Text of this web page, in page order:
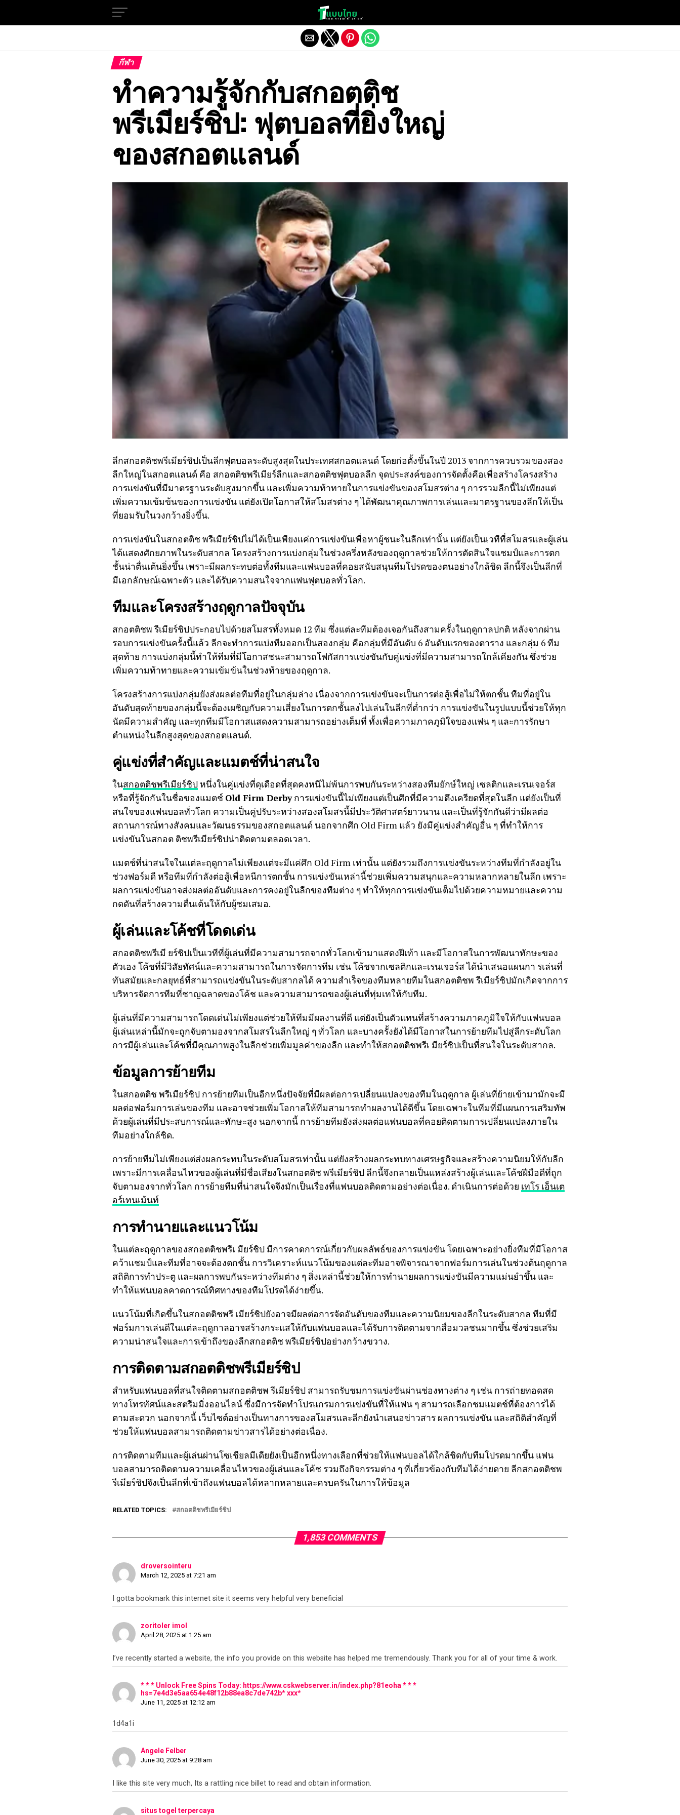
กีฬา
ทำความรู้จักกับสกอตติช
พรีเมียร์ชิป: ฟุตบอลที่ยิ่งใหญ่
ของสกอตแลนด์
ลีกสกอตติชพรีเมียร์ชิปเป็นลีกฟุตบอลระดับสูงสุดในประเทศสกอตแลนด์ โดยก่อตั้งขึ้นในปี 2013 จากการควบรวมของสอง
ลีกใหญ่ในสกอตแลนด์ คือ สกอตติชพรีเมียร์ลีกและสกอตติชฟุตบอลลีก จุดประสงค์ของการจัดตั้งคือเพื่อสร้างโครงสร้าง
การแข่งขันที่มีมาตรฐานระดับสูงมากขึ้น และเพิ่มความท้าทายในการแข่งขันของสโมสรต่าง ๆ การรวมลีกนี้ไม่เพียงแต่
เพิ่มความเข้มข้นของการแข่งขัน แต่ยังเปิดโอกาสให้สโมสรต่าง ๆ ได้พัฒนาคุณภาพการเล่นและมาตรฐานของลีกให้เป็น
ที่ยอมรับในวงกว้างยิ่งขึ้น.
การแข่งขันในสกอตติช พรีเมียร์ชิปไม่ได้เป็นเพียงแค่การแข่งขันเพื่อหาผู้ชนะในลีกเท่านั้น แต่ยังเป็นเวทีที่สโมสรและผู้เล่น
ได้แสดงศักยภาพในระดับสากล โครงสร้างการแบ่งกลุ่มในช่วงครึ่งหลังของฤดูกาลช่วยให้การตัดสินใจแชมป์และการตก
ชั้นน่าตื่นเต้นยิ่งขึ้น เพราะมีผลกระทบต่อทั้งทีมและแฟนบอลที่คอยสนับสนุนทีมโปรดของตนอย่างใกล้ชิด ลีกนี้จึงเป็นลีกที่
มีเอกลักษณ์เฉพาะตัว และได้รับความสนใจจากแฟนฟุตบอลทั่วโลก.
ทีมและโครงสร้างฤดูกาลปัจจุบัน
สกอตติชพ รีเมียร์ชิปประกอบไปด้วยสโมสรทั้งหมด 12 ทีม ซึ่งแต่ละทีมต้องเจอกันถึงสามครั้งในฤดูกาลปกติ หลังจากผ่าน
รอบการแข่งขันครั้งนี้แล้ว ลีกจะทำการแบ่งทีมออกเป็นสองกลุ่ม คือกลุ่มที่มีอันดับ 6 อันดับแรกของตาราง และกลุ่ม 6 ทีม
สุดท้าย การแบ่งกลุ่มนี้ทำให้ทีมที่มีโอกาสชนะสามารถโฟกัสการแข่งขันกับคู่แข่งที่มีความสามารถใกล้เคียงกัน ซึ่งช่วย
เพิ่มความท้าทายและความเข้มข้นในช่วงท้ายของฤดูกาล.
โครงสร้างการแบ่งกลุ่มยังส่งผลต่อทีมที่อยู่ในกลุ่มล่าง เนื่องจากการแข่งขันจะเป็นการต่อสู้เพื่อไม่ให้ตกชั้น ทีมที่อยู่ใน
อันดับสุดท้ายของกลุ่มนี้จะต้องเผชิญกับความเสี่ยงในการตกชั้นลงไปเล่นในลีกที่ต่ำกว่า การแข่งขันในรูปแบบนี้ช่วยให้ทุก
นัดมีความสำคัญ และทุกทีมมีโอกาสแสดงความสามารถอย่างเต็มที่ ทั้งเพื่อความภาคภูมิใจของแฟน ๆ และการรักษา
ตำแหน่งในลีกสูงสุดของสกอตแลนด์.
คู่แข่งที่สำคัญและแมตช์ที่น่าสนใจ
ในสกอตติชพรีเมียร์ชิป หนึ่งในคู่แข่งที่ดุเดือดที่สุดคงหนีไม่พ้นการพบกันระหว่างสองทีมยักษ์ใหญ่ เซลติกและเรนเจอร์ส
หรือที่รู้จักกันในชื่อของแมตช์ Old Firm Derbyการแข่งขันนี้ไม่เพียงแต่เป็นศึกที่มีความตึงเครียดที่สุดในลีก แต่ยังเป็นที่
สนใจของแฟนบอลทั่วโลก ความเป็นคู่ปรับระหว่างสองสโมสรนี้มีประวัติศาสตร์ยาวนาน และเป็นที่รู้จักกันดีว่ามีผลต่อ
สถานการณ์ทางสังคมและวัฒนธรรมของสกอตแลนด์ นอกจากศึก Old Firm แล้ว ยังมีคู่แข่งสำคัญอื่น ๆ ที่ทำให้การ
แข่งขันในสกอต ติชพรีเมียร์ชิปน่าติดตามตลอดเวลา.
แมตช์ที่น่าสนใจในแต่ละฤดูกาลไม่เพียงแต่จะมีแค่ศึก Old Firm เท่านั้น แต่ยังรวมถึงการแข่งขันระหว่างทีมที่กำลังอยู่ใน
ช่วงฟอร์มดี หรือทีมที่กำลังต่อสู้เพื่อหนีการตกชั้น การแข่งขันเหล่านี้ช่วยเพิ่มความสนุกและความหลากหลายในลีก เพราะ
ผลการแข่งขันอาจส่งผลต่ออันดับและการคงอยู่ในลีกของทีมต่าง ๆ ทำให้ทุกการแข่งขันเต็มไปด้วยความหมายและความ
กดดันที่สร้างความตื่นเต้นให้กับผู้ชมเสมอ.
ผู้เล่นและโค้ชที่โดดเด่น
สกอตติชพรีเมี ยร์ชิปเป็นเวทีที่ผู้เล่นที่มีความสามารถจากทั่วโลกเข้ามาแสดงฝีเท้า และมีโอกาสในการพัฒนาทักษะของ
ตัวเอง โค้ชที่มีวิสัยทัศน์และความสามารถในการจัดการทีม เช่น โค้ชจากเซลติกและเรนเจอร์ส ได้นำเสนอแผนกา รเล่นที่
ทันสมัยและกลยุทธ์ที่สามารถแข่งขันในระดับสากลได้ ความสำเร็จของทีมหลายทีมในสกอตติชพ รีเมียร์ชิปมักเกิดจากการ
บริหารจัดการทีมที่ชาญฉลาดของโค้ช และความสามารถของผู้เล่นที่ทุ่มเทให้กับทีม.
ผู้เล่นที่มีความสามารถโดดเด่นไม่เพียงแต่ช่วยให้ทีมมีผลงานที่ดี แต่ยังเป็นตัวแทนที่สร้างความภาคภูมิใจให้กับแฟนบอล
ผู้เล่นเหล่านี้มักจะถูกจับตามองจากสโมสรในลีกใหญ่ ๆ ทั่วโลก และบางครั้งยังได้มีโอกาสในการย้ายทีมไปสู่ลีกระดับโลก
การมีผู้เล่นและโค้ชที่มีคุณภาพสูงในลีกช่วยเพิ่มมูลค่าของลีก และทำให้สกอตติชพรีเ มียร์ชิปเป็นที่สนใจในระดับสากล.
ข้อมูลการย้ายทีม
ในสกอตติช พรีเมียร์ชิป การย้ายทีมเป็นอีกหนึ่งปัจจัยที่มีผลต่อการเปลี่ยนแปลงของทีมในฤดูกาล ผู้เล่นที่ย้ายเข้ามามักจะมี
ผลต่อฟอร์มการเล่นของทีม และอาจช่วยเพิ่มโอกาสให้ทีมสามารถทำผลงานได้ดีขึ้น โดยเฉพาะในทีมที่มีแผนการเสริมทัพ
ด้วยผู้เล่นที่มีประสบการณ์และทักษะสูง นอกจากนี้ การย้ายทีมยังส่งผลต่อแฟนบอลที่คอยติดตามการเปลี่ยนแปลงภายใน
ทีมอย่างใกล้ชิด.
การย้ายทีมไม่เพียงแต่ส่งผลกระทบในระดับสโมสรเท่านั้น แต่ยังสร้างผลกระทบทางเศรษฐกิจและสร้างความนิยมให้กับลีก
เพราะมีการเคลื่อนไหวของผู้เล่นที่มีชื่อเสียงในสกอตติช พรีเมียร์ชิป ลีกนี้จึงกลายเป็นแหล่งสร้างผู้เล่นและโค้ชฝีมือดีที่ถูก
จับตามองจากทั่วโลก การย้ายทีมที่น่าสนใจจึงมักเป็นเรื่องที่แฟนบอลติดตามอย่างต่อเนื่อง. ดำเนินการต่อด้วย เทโร เอ็นเต
อร์เทนเม้นท์
การทำนายและแนวโน้ม
ในแต่ละฤดูกาลของสกอตติชพรีเ มียร์ชิป มีการคาดการณ์เกี่ยวกับผลลัพธ์ของการแข่งขัน โดยเฉพาะอย่างยิ่งทีมที่มีโอกาส
คว้าแชมป์และทีมที่อาจจะต้องตกชั้น การวิเคราะห์แนวโน้มของแต่ละทีมอาจพิจารณาจากฟอร์มการเล่นในช่วงต้นฤดูกาล
สถิติการทำประตู และผลการพบกันระหว่างทีมต่าง ๆ สิ่งเหล่านี้ช่วยให้การทำนายผลการแข่งขันมีความแม่นยำขึ้น และ
ทำให้แฟนบอลคาดการณ์ทิศทางของทีมโปรดได้ง่ายขึ้น.
แนวโน้มที่เกิดขึ้นในสกอตติชพรี เมียร์ชิปยังอาจมีผลต่อการจัดอันดับของทีมและความนิยมของลีกในระดับสากล ทีมที่มี
ฟอร์มการเล่นดีในแต่ละฤดูกาลอาจสร้างกระแสให้กับแฟนบอลและได้รับการติดตามจากสื่อมวลชนมากขึ้น ซึ่งช่วยเสริม
ความน่าสนใจและการเข้าถึงของลีกสกอตติช พรีเมียร์ชิปอย่างกว้างขวาง.
การติดตามสกอตติชพรีเมียร์ชิป
สำหรับแฟนบอลที่สนใจติดตามสกอตติชพ รีเมียร์ชิป สามารถรับชมการแข่งขันผ่านช่องทางต่าง ๆ เช่น การถ่ายทอดสด
ทางโทรทัศน์และสตรีมมิ่งออนไลน์ ซึ่งมีการจัดทำโปรแกรมการแข่งขันที่ให้แฟน ๆ สามารถเลือกชมแมตช์ที่ต้องการได้
ตามสะดวก นอกจากนี้ เว็บไซต์อย่างเป็นทางการของสโมสรและลีกยังนำเสนอข่าวสาร ผลการแข่งขัน และสถิติสำคัญที่
ช่วยให้แฟนบอลสามารถติดตามข่าวสารได้อย่างต่อเนื่อง.
การติดตามทีมและผู้เล่นผ่านโซเชียลมีเดียยังเป็นอีกหนึ่งทางเลือกที่ช่วยให้แฟนบอลได้ใกล้ชิดกับทีมโปรดมากขึ้น แฟน
บอลสามารถติดตามความเคลื่อนไหวของผู้เล่นและโค้ช รวมถึงกิจกรรมต่าง ๆ ที่เกี่ยวข้องกับทีมได้ง่ายดาย ลีกสกอตติชพ
รีเมียร์ชิปจึงเป็นลีกที่เข้าถึงแฟนบอลได้หลากหลายและครบครันในการให้ข้อมูล
RELATED TOPICS: สกอตติชพรีเมียร์ชิป
1,853 COMMENTS
droversointeru
March 12, 2025 at 7:21 am
I gotta bookmark this internet site it seems very helpful very beneficial
zoritoler imol
April 28, 2025 at 1:25 am
I’ve recently started a website, the info you provide on this website has helped me tremendously. Thank you for all of your time & work.
* * * Unlock Free Spins Today: https://www.cskwebserver.in/index.php?81eoha * * *
hs=7e4d3e5aa654e48f12b88ea8c7de742b* ххх*
June 11, 2025 at 12:12 am
1d4a1i
Angele Felber
June 30, 2025 at 9:28 am
I like this site very much, Its a rattling nice billet to read and obtain information.
situs togel terpercaya
Exit mobile version